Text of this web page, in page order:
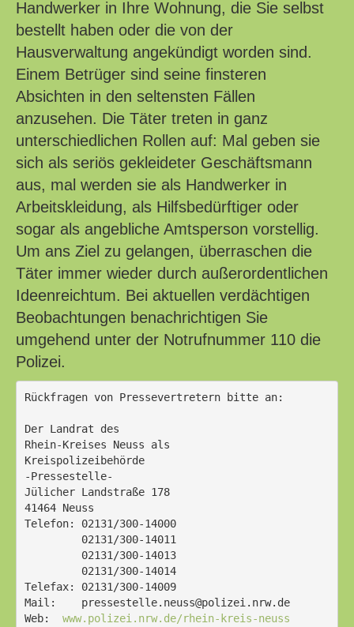
Handwerker in Ihre Wohnung, die Sie selbst
bestellt haben oder die von der
Hausverwaltung angekündigt worden sind.
Einem Betrüger sind seine finsteren
Absichten in den seltensten Fällen
anzusehen. Die Täter treten in ganz
unterschiedlichen Rollen auf: Mal geben sie
sich als seriös gekleideter Geschäftsmann
aus, mal werden sie als Handwerker in
Arbeitskleidung, als Hilfsbedürftiger oder
sogar als angebliche Amtsperson vorstellig.
Um ans Ziel zu gelangen, überraschen die
Täter immer wieder durch außerordentlichen
Ideenreichtum. Bei aktuellen verdächtigen
Beobachtungen benachrichtigen Sie
umgehend unter der Notrufnummer 110 die
Polizei.
Rückfragen von Pressevertretern bitte an:
Der Landrat des
Rhein-Kreises Neuss als
Kreispolizeibehörde
-Pressestelle-
Jülicher Landstraße 178
41464 Neuss
Telefon: 02131/300-14000
02131/300-14011
02131/300-14013
02131/300-14014
Telefax: 02131/300-14009
Mail:    pressestelle.neuss@polizei.nrw.de
Web: www.polizei.nrw.de/rhein-kreis-neuss